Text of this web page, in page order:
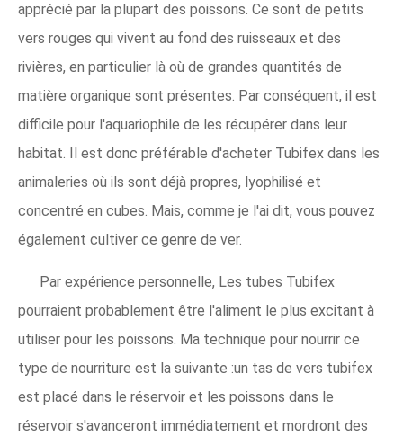
apprécié par la plupart des poissons. Ce sont de petits
vers rouges qui vivent au fond des ruisseaux et des
rivières, en particulier là où de grandes quantités de
matière organique sont présentes. Par conséquent, il est
difficile pour l'aquariophile de les récupérer dans leur
habitat. Il est donc préférable d'acheter Tubifex dans les
animaleries où ils sont déjà propres, lyophilisé et
concentré en cubes. Mais, comme je l'ai dit, vous pouvez
également cultiver ce genre de ver.
Par expérience personnelle, Les tubes Tubifex
pourraient probablement être l'aliment le plus excitant à
utiliser pour les poissons. Ma technique pour nourrir ce
type de nourriture est la suivante :un tas de vers tubifex
est placé dans le réservoir et les poissons dans le
réservoir s'avanceront immédiatement et mordront des